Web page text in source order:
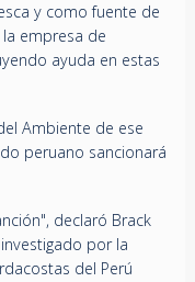
y como fuente de
empresa de
ayuda en estas
Ambiente de ese
peruano sancionará
declaró Brack
por la
del Perú